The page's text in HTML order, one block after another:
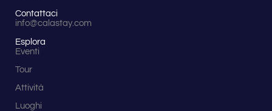
a tutti,
inclusi
Contattaci
info@calastay.com
Esplora
Eventi
Tour
Attività
Luoghi